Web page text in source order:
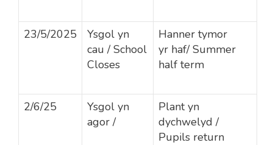
23/5/2025
Ysgol yn
cau / School
Closes
Hanner tymor
yr haf/ Summer
half term
2/6/25
Ysgol yn
agor /
Plant yn
dychwelyd /
Pupils return